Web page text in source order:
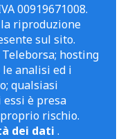
00919671008.
riproduzione
sul sito.
hosting
analisi ed i
qualsiasi
è presa
rischio.
dei dati .